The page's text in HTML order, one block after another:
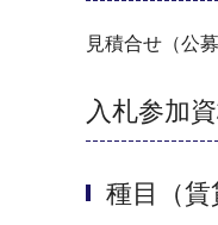
見積合せ（公募
入札参加
種目（賃